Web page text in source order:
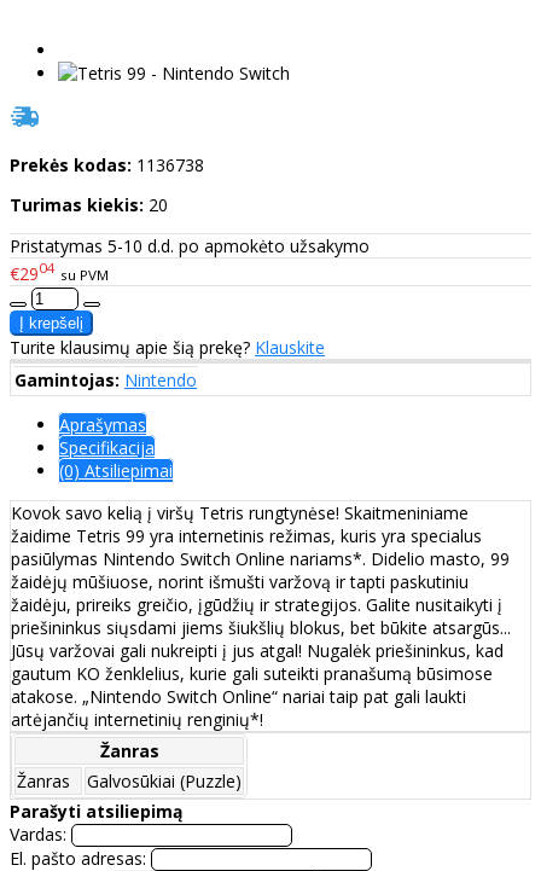
Prekės kodas: 1136738
Turimas kiekis: 20
Pristatymas 5-10 d.d. po apmokėto užsakymo
€2904 su PVM
Turite klausimų apie šią prekę? Klauskite
Gamintojas: Nintendo
Aprašymas
Specifikacija
(0) Atsiliepimai
Kovok savo kelią į viršų Tetris rungtynėse! Skaitmeniniame
žaidime Tetris 99 yra internetinis režimas, kuris yra specialus
pasiūlymas Nintendo Switch Online nariams*. Didelio masto, 99
žaidėjų mūšiuose, norint išmušti varžovą ir tapti paskutiniu
žaidėju, prireiks greičio, įgūdžių ir strategijos. Galite nusitaikyti į
priešininkus siųsdami jiems šiukšlių blokus, bet būkite atsargūs...
Jūsų varžovai gali nukreipti į jus atgal! Nugalėk priešininkus, kad
gautum KO ženklelius, kurie gali suteikti pranašumą būsimose
atakose. „Nintendo Switch Online“ nariai taip pat gali laukti
artėjančių internetinių renginių*!
Žanras
Žanras
Galvosūkiai (Puzzle)
Parašyti atsiliepimą
Vardas:
El. pašto adresas: